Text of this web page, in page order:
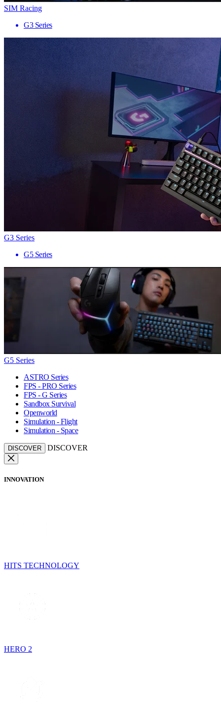
SIM Racing
G3 Series
G3 Series
G5 Series
G5 Series
ASTRO Series
FPS - PRO Series
FPS - G Series
Sandbox Survival
Openworld
Simulation - Flight
Simulation - Space
DISCOVER DISCOVER
INNOVATION
HITS TECHNOLOGY
HERO 2